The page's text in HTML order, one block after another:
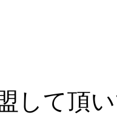
して頂